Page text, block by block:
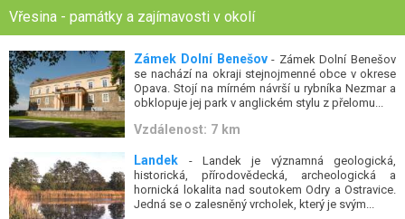
Vřesina - památky a zajímavosti v okolí
Zámek Dolní Benešov- Zámek Dolní Benešov
se nachází na okraji stejnojmenné obce v okrese
Opava. Stojí na mírném návrší u rybníka Nezmar a
obklopuje jej park v anglickém stylu z přelomu...
Vzdálenost: 7 km
Landek - Landek je významná geologická,
historická, přírodovědecká, archeologická a
hornická lokalita nad soutokem Odry a Ostravice.
Jedná se o zalesněný vrcholek, který je svým...